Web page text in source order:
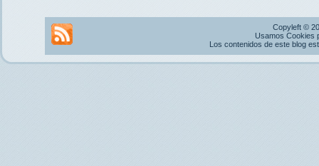
Copyleft ©
Usamos Cookies
Los contenidos de este blog